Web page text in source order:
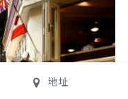
地址